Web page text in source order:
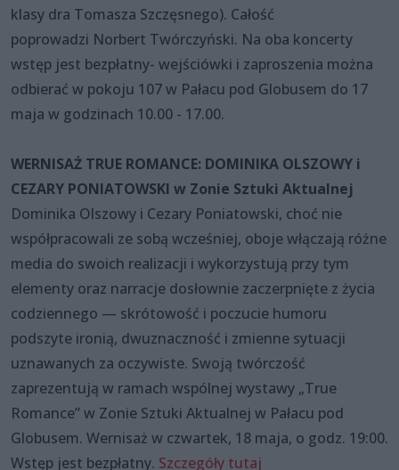
klasy dra Tomasza Szczęsnego). Całość
poprowadzi Norbert Twórczyński. Na oba koncerty
wstęp jest bezpłatny- wejściówki i zaproszenia można
odbierać w pokoju 107 w Pałacu pod Globusem do 17
maja w godzinach 10.00 - 17.00.
WERNISAŻ TRUE ROMANCE: DOMINIKA OLSZOWY i
CEZARY PONIATOWSKI w Zonie Sztuki Aktualnej
Dominika Olszowy i Cezary Poniatowski, choć nie
współpracowali ze sobą wcześniej, oboje włączają różne
media do swoich realizacji i wykorzystują przy tym
elementy oraz narracje dosłownie zaczerpnięte z życia
codziennego — skrótowość i poczucie humoru
podszyte ironią, dwuznaczność i zmienne sytuacji
uznawanych za oczywiste. Swoją twórczość
zaprezentują w ramach wspólnej wystawy „True
Romance” w Zonie Sztuki Aktualnej w Pałacu pod
Globusem. Wernisaż w czwartek, 18 maja, o godz. 19:00.
Wstęp jest bezpłatny. Szczegóły tutaj